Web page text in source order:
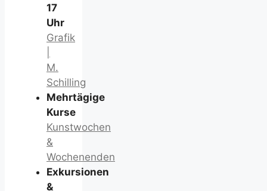
17
Uhr
Grafik
M.
Schilling
Mehrtägige
Kurse
Kunstwochen
&
Wochenenden
Exkursionen
&